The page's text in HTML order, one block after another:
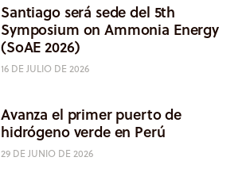
Santiago será sede del 5th
Symposium on Ammonia Energy
(SoAE 2026)
16 DE JULIO DE 2026
Avanza el primer puerto de
hidrógeno verde en Perú
29 DE JUNIO DE 2026